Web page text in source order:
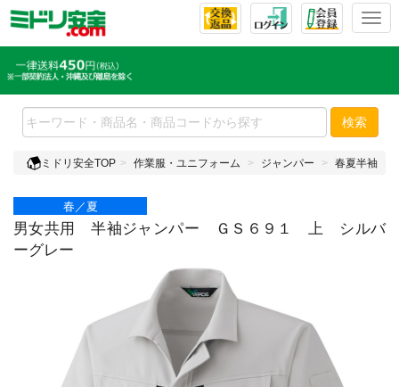
T
l
e
n
v
a
検索
ミドリ安全TOP 作業服・ユニフォーム ジャンパー 春夏半袖
春／夏
男女共用 半袖ジャンパー ＧＳ６９１ 上 シルバ
ーグレー